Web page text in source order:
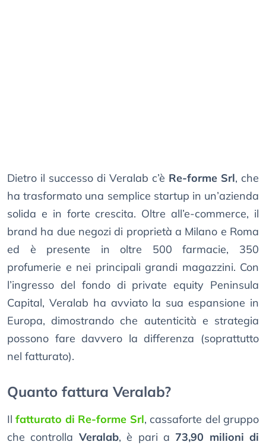
Dietro il successo di Veralab c’è Re-forme Srl, che
ha trasformato una semplice startup in un’azienda
solida e in forte crescita. Oltre all’e-commerce, il
brand ha due negozi di proprietà a Milano e Roma
ed è presente in oltre 500 farmacie, 350
profumerie e nei principali grandi magazzini. Con
l’ingresso del fondo di private equity Peninsula
Capital, Veralab ha avviato la sua espansione in
Europa, dimostrando che autenticità e strategia
possono fare davvero la differenza (soprattutto
nel fatturato).
Quanto fattura Veralab?
Ilfatturato di Re-forme Srl, cassaforte del gruppo
che controlla Veralab, è pari a 73,90 milioni di